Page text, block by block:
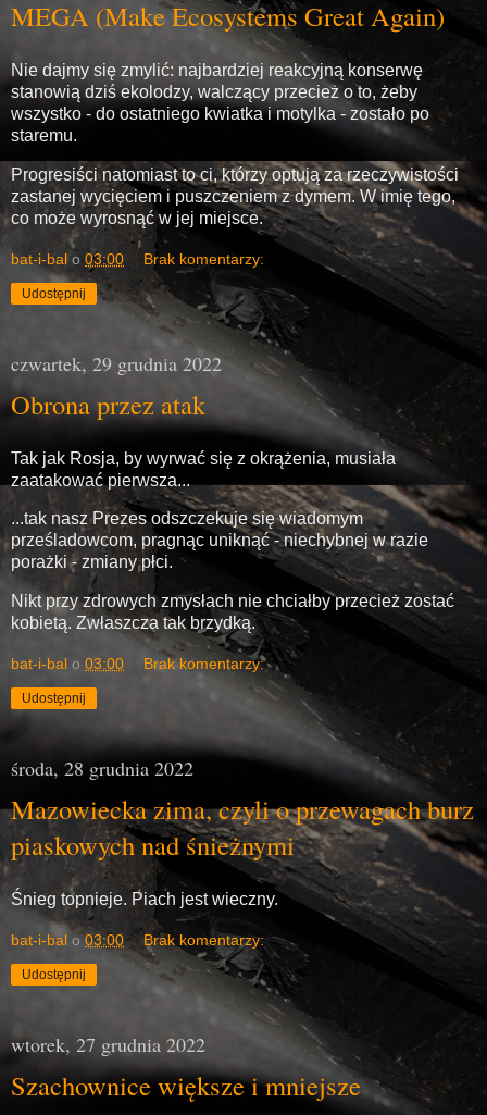
MEGA (Make Ecosystems Great Again)
Nie dajmy się zmylić: najbardziej reakcyjną konserwę
stanowią dziś ekolodzy, walczący przecież o to, żeby
wszystko - do ostatniego kwiatka i motylka - zostało po
staremu.
Progresiści natomiast to ci, którzy optują za rzeczywistości
zastanej wycięciem i puszczeniem z dymem. W imię tego,
co może wyrosnąć w jej miejsce.
bat-i-bal o 03:00 Brak komentarzy:
Udostępnij
czwartek, 29 grudnia 2022
Obrona przez atak
Tak jak Rosja, by wyrwać się z okrążenia, musiała
zaatakować pierwsza...
...tak nasz Prezes odszczekuje się wiadomym
prześladowcom, pragnąc uniknąć - niechybnej w razie
porażki - zmiany płci.
Nikt przy zdrowych zmysłach nie chciałby przecież zostać
kobietą. Zwłaszcza tak brzydką.
bat-i-bal o 03:00 Brak komentarzy:
Udostępnij
środa, 28 grudnia 2022
Mazowiecka zima, czyli o przewagach burz
piaskowych nad śnieżnymi
Śnieg topnieje. Piach jest wieczny.
bat-i-bal o03:00 Brak komentarzy:
Udostępnij
wtorek, 27 grudnia 2022
Szachownice większe i mniejsze